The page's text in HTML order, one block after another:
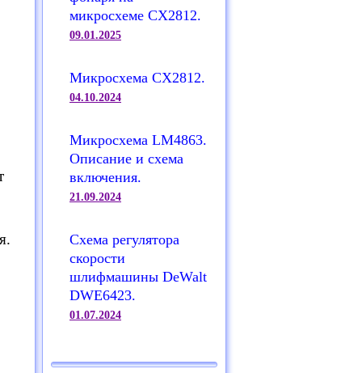
микросхеме CX2812.
09.01.2025
Микросхема CX2812.
04.10.2024
Микросхема LM4863.
Описание и схема
включения.
21.09.2024
Схема регулятора
скорости
шлифмашины DeWalt
DWE6423.
01.07.2024